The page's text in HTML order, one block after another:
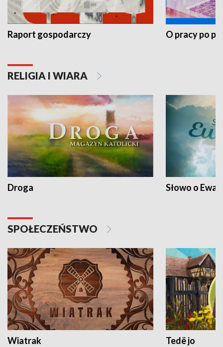
Raport gospodarczy O pracy po
RELIGIA I WIARA
Droga Słowo o
SPOŁECZEŃSTWO
Wiatrak Tedë jo